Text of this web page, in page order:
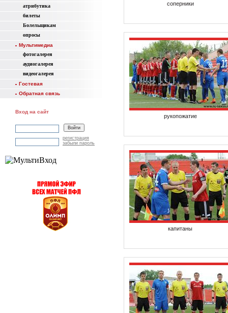
атрибутика
билеты
Болельщикам
опросы
Мультимедиа
фотогалерея
аудиогалерея
видеогалерея
Гостевая
Обратная связь
Вход на сайт
регистрация
забыли пароль
соперники
рукопожатие
капитаны